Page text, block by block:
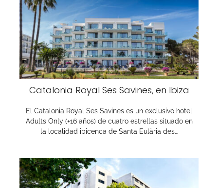
Catalonia Royal Ses Savines, en Ibiza
El Catalonia Royal Ses Savines es un exclusivo hotel
Adults Only (+16 años) de cuatro estrellas situado en
la localidad ibicenca de Santa Eulària des…